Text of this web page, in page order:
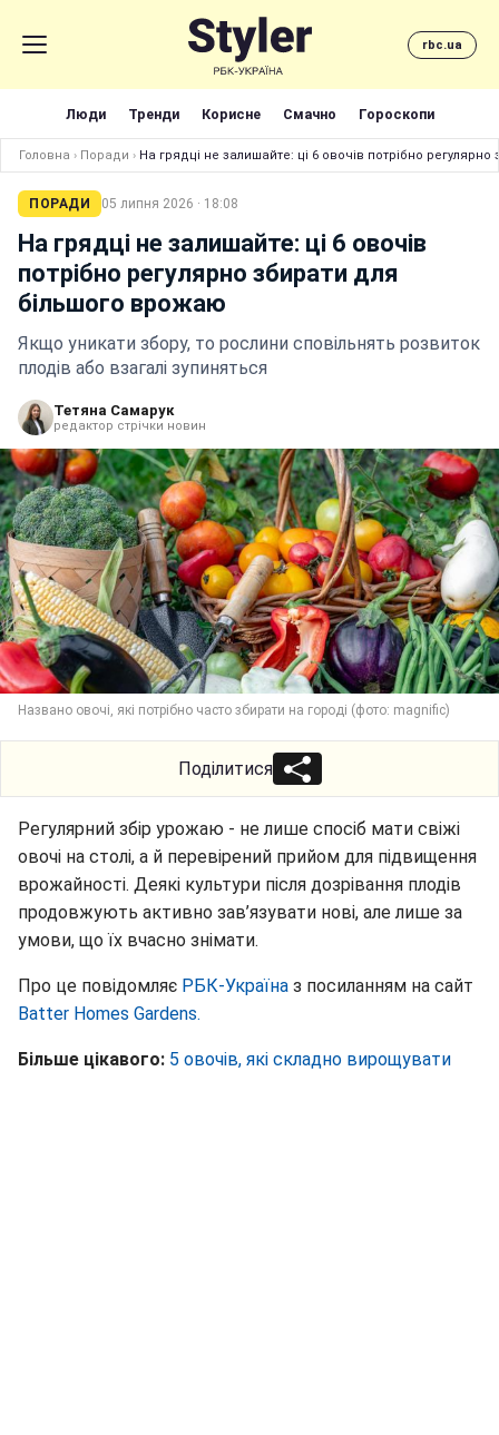
rbc.ua
Люди Тренди Корисне Смачно Гороскопи
Головна › Поради › На грядці не залишайте: ці 6 овочів потрібно
ПОРАДИ 05 липня 2026 · 18:08
На грядці не залишайте: ці 6 овочів
потрібно регулярно збирати для
більшого врожаю
Якщо уникати збору, то рослини сповільнять розвиток
плодів або взагалі зупиняться
Тетяна Самарук
редактор стрічки новин
Названо овочі, які потрібно часто збирати на городі (фото: magnific)
Поділитися
Регулярний збір урожаю - не лише спосіб мати свіжі
овочі на столі, а й перевірений прийом для підвищення
врожайності. Деякі культури після дозрівання плодів
продовжують активно зав’язувати нові, але лише за
умови, що їх вчасно знімати.
Про це повідомляє РБК-Україна з посиланням на сайт
Batter Homes Gardens.
Більше цікавого: 5 овочів, які складно вирощувати